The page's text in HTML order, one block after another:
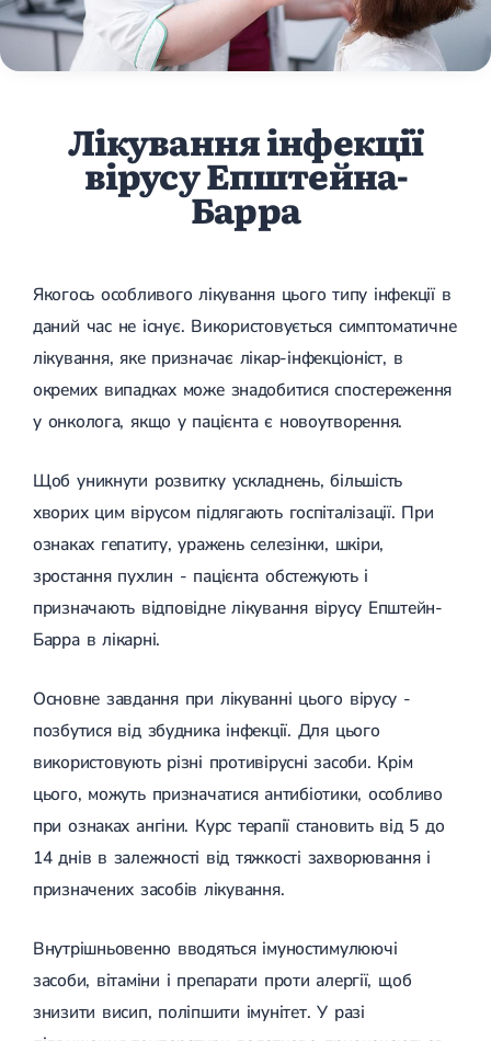
Лікування інфекції
вірусу Епштейна-
Барра
Якогось особливого лікування цього типу інфекції в
даний час не існує. Використовується симптоматичне
лікування, яке призначає лікар-інфекціоніст, в
окремих випадках може знадобитися спостереження
у онколога, якщо у пацієнта є новоутворення.
Щоб уникнути розвитку ускладнень, більшість
хворих цим вірусом підлягають госпіталізації. При
ознаках гепатиту, уражень селезінки, шкіри,
зростання пухлин - пацієнта обстежують і
призначають відповідне лікування вірусу Епштейн-
Барра в лікарні.
Основне завдання при лікуванні цього вірусу -
позбутися від збудника інфекції. Для цього
використовують різні противірусні засоби. Крім
цього, можуть призначатися антибіотики, особливо
при ознаках ангіни. Курс терапії становить від 5 до
14 днів в залежності від тяжкості захворювання і
призначених засобів лікування.
Внутрішньовенно вводяться імуностимулюючі
засоби, вітаміни і препарати проти алергії, щоб
знизити висип, поліпшити імунітет. У разі